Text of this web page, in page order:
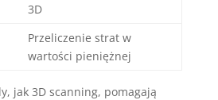
3D
Przeliczenie strat w
wartości pieniężnej
jak 3D scanning, pomagają